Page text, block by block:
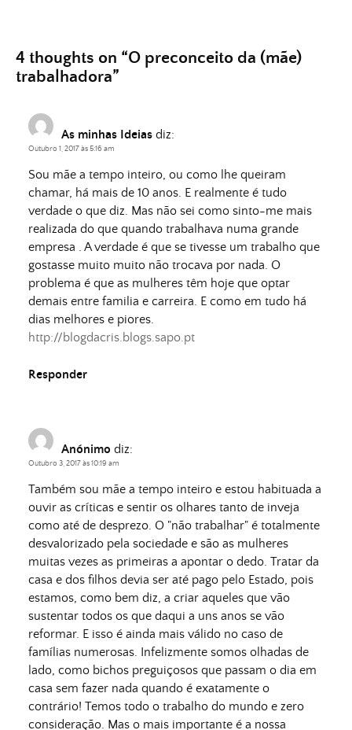
4 thoughts on “O preconceito da (mãe)
trabalhadora”
As minhas Ideias diz:
Outubro 1, 2017 às 5:16 am
Sou mãe a tempo inteiro, ou como lhe queiram
chamar, há mais de 10 anos. E realmente é tudo
verdade o que diz. Mas não sei como sinto-me mais
realizada do que quando trabalhava numa grande
empresa . A verdade é que se tivesse um trabalho que
gostasse muito muito não trocava por nada. O
problema é que as mulheres têm hoje que optar
demais entre familia e carreira. E como em tudo há
dias melhores e piores.
http://blogdacris.blogs.sapo.pt
Responder
Anónimo diz:
Outubro 3, 2017 às 10:19 am
Também sou mãe a tempo inteiro e estou habituada a
ouvir as críticas e sentir os olhares tanto de inveja
como até de desprezo. O "não trabalhar" é totalmente
desvalorizado pela sociedade e são as mulheres
muitas vezes as primeiras a apontar o dedo. Tratar da
casa e dos filhos devia ser até pago pelo Estado, pois
estamos, como bem diz, a criar aqueles que vão
sustentar todos os que daqui a uns anos se vão
reformar. E isso é ainda mais válido no caso de
famílias numerosas. Infelizmente somos olhadas de
lado, como bichos preguiçosos que passam o dia em
casa sem fazer nada quando é exatamente o
contrário! Temos todo o trabalho do mundo e zero
consideração. Mas o mais importante é a nossa